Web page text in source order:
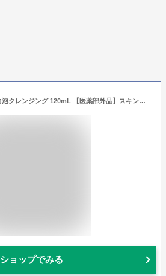
乾燥さん 薬用保湿力泡クレンジング 120mL 【医薬部外品】スキンケア メイク落とし 肌あれ・にきび予防 乾燥ケア 潤い 濃密泡 W洗顔不要
ショップでみる